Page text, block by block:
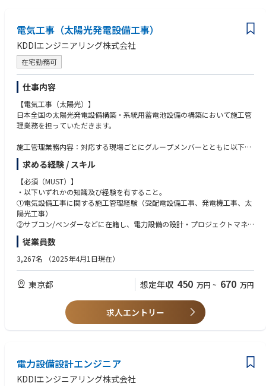
■日々進歩する最新の通信技術に触れながら自らの技術力を高めることが
できる環境
5Gによりモバイル通信は、高速・大容量・低遅延を実現し、動画視聴やオ
ンラインゲームをストレスなく体感でき、さらには医療や建設現場におけ
る遠隔対応の技術革新にも大きく寄与しています。
また、Starlink衛星通信の登場により、空が見えればどこでもつながる世
界を実現しています。今後も6G通信の導入が見込まれ、常に最新の技術に
触れることができます。当社は資格取得の支援制度や、資格に応じた手当
ての支給など、技術力を高める環境が整っています。
■社員の成長をサポートする体制と風土
部署には管理者として部長、グループ長を配置し、1on1を通じて各メン
バーの声を丁寧に聴きながら将来のキャリアプランを一緒に考え実行しま
す。ご自身のステップアップに安心して取り組める環境が整っています。
【キャリアプラン】
技術力向上のための資格取得支援制度や各種研修カリキュラムのみなら
ず、マネジメント力の向上についても、階層別の研修など多くの育成メニ
ューを準備しています。みなさまの成長を会社全体でフォローする環境が
整っています。
電気工事（太陽光発電設備工事）
KDDIエンジニアリング株式会社
在宅勤務可
仕事内容
【電気工事（太陽光）】
日本全国の太陽光発電設備構築・系統用蓄電池設備の構築において施工管
理業務を担っていただきます。
施工管理業務内容：対応する現場ごとにグループメンバーとともに以下を
対応します。
施工前：現場調査、施工仕様書作成、見積積算、施工計画作成
着工後：現場立会、安全品質管理、工程管理、原価管理、出来高確認
【本ポジションの魅力】
■現代社会において重要な役割を果たしているクリーンエネルギー事業に
地球温暖化対策として温室効果ガスの削減に各企業が力を入れるなか、太
陽光発電事業は非常に重要な役割を果たし仲間とともに環境問題の解決と
なるクリーンエネルギー事業に携わることは、大きなやりがいにつながり
最新技術に触れながら電気・土木工事の経験を積めるほか、資格取得支援
1on1を通じて将来のキャリアプランを一緒に考え実行します。ご自身のス
テップアップに安心して取り組める環境が整っています。
求める経験 / スキル
【必須（MUST）】
・以下いずれかの知識及び経験を有すること。
①電気設備工事に関する施工管理経験（受配電設備工事、発電機工事、太
陽光工事）
②サブコン/ベンダーなどに在籍し、電力設備の設計・プロジェクトマネ
ジメント・工事の経験
・主任技術者(電気)以上の資格を保有している方
【歓迎（WANT）】
・プロジェクトを管理し、スケジュールおよび原価管理を行った経験
・以下資格を保有している方
2級電気施工管理技士
1級電気施工管理技士
従業員数
3,267名 （2025年4月1日現在）
東京都 想定年収 450 万円 ~ 670 万円
求人エントリー
電力設備設計エンジニア
KDDIエンジニアリング株式会社